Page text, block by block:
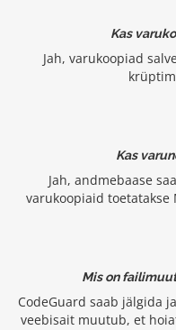
Kas
Jah, varukoopiad
Kas
Jah, andmebaase
varukoopiaid toetatakse
Mis on
CodeGuard saab jälgida
veebisait muutub, et